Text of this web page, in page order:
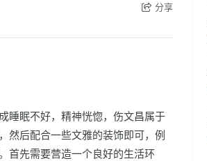
分享
睡眠不好，精神恍惚，伤文昌属于
然后配合一些文雅的装饰即可，例
首先需要营造一个良好的生活环